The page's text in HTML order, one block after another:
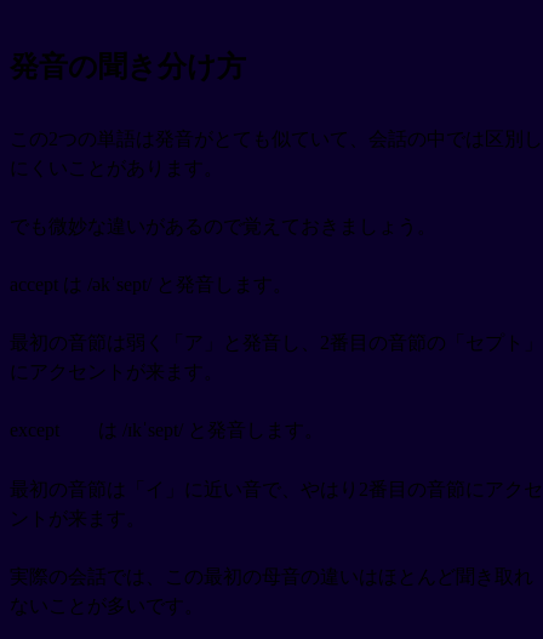
発音の聞き分け方
この2つの単語は発音がとても似ていて、会話の中では区別し
にくいことがあります。
でも微妙な違いがあるので覚えておきましょう。
accept は /əkˈsept/ と発音します。
最初の音節は弱く「ア」と発音し、2番目の音節の「セプト」
にアクセントが来ます。
except は /ɪkˈsept/ と発音します。
最初の音節は「イ」に近い音で、やはり2番目の音節にアクセ
ントが来ます。
実際の会話では、この最初の母音の違いはほとんど聞き取れ
ないことが多いです。